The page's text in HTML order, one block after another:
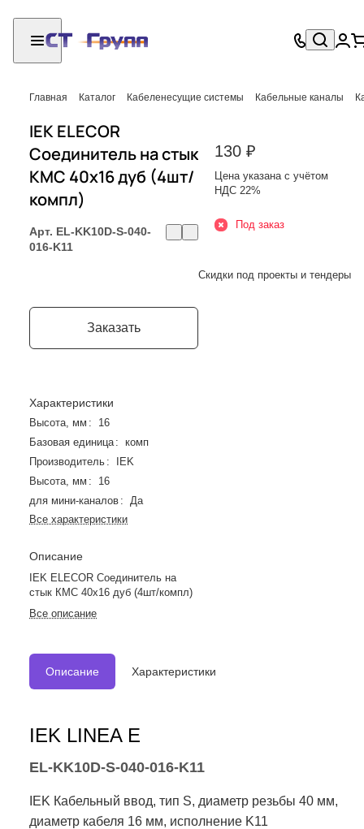
Главная Каталог Кабеленесущие системы Кабельные каналы
IEK ELECOR
Соединитель на стык
КМС 40х16 дуб (4шт/
компл)
Арт. EL-KK10D-S-040-
016-K11
Заказать
Характеристики
Высота, мм :
16
Базовая единица : комп
Производитель :
IEK
Высота, мм :
16
для мини-каналов :
Да
Все характеристики
Описание
IEK ELECOR Соединитель на
стык КМС 40х16 дуб (4шт/компл)
Все описание
130 ₽
Цена указана с учётом
НДС 22%
Под заказ
Скидки под проекты и тендеры
Описание Характеристики
IEK LINEA E
EL-KK10D-S-040-016-K11
IEK Кабельный ввод, тип S, диаметр резьбы 40 мм,
диаметр кабеля 16 мм, исполнение K11